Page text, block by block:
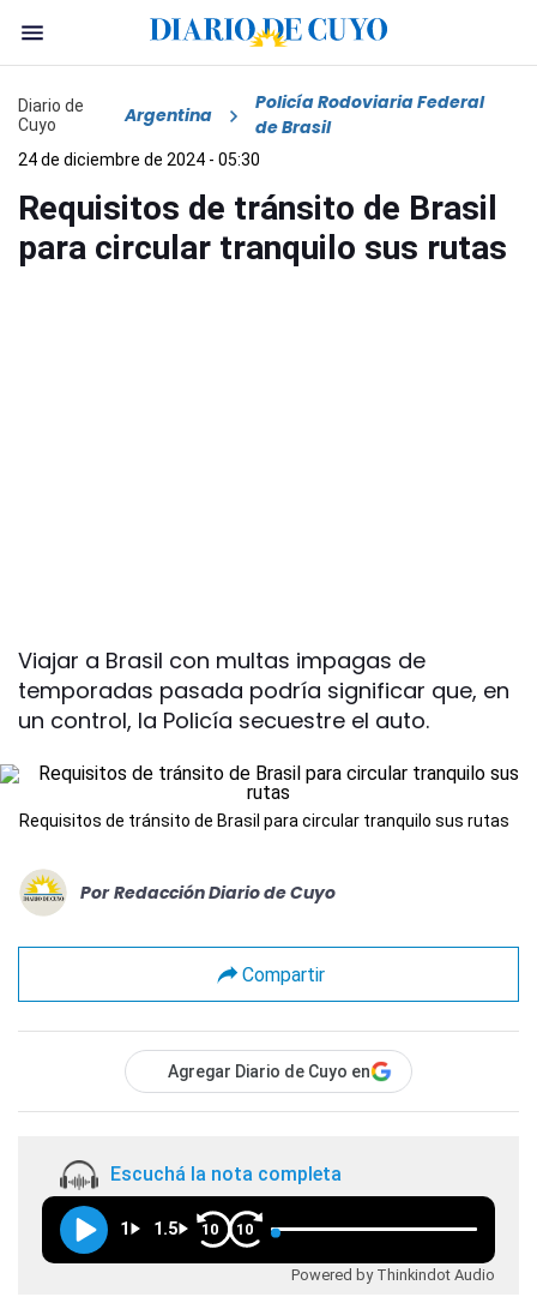
Diario de
Cuyo
Argentina
Policía Rodoviaria Federal
de Brasil
24 de diciembre de 2024 - 05:30
Requisitos de tránsito de Brasil
para circular tranquilo sus rutas
Viajar a Brasil con multas impagas de
temporadas pasada podría significar que, en
un control, la Policía secuestre el auto.
Requisitos de tránsito de Brasil para circular tranquilo sus rutas
Por Redacción Diario de Cuyo
Compartir
Agregar Diario de Cuyo en
Escuchá la nota completa
1 1.5 10 10
Powered by Thinkindot Audio